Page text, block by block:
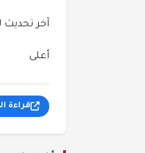
آخر تحديث
أعلى
قراءة